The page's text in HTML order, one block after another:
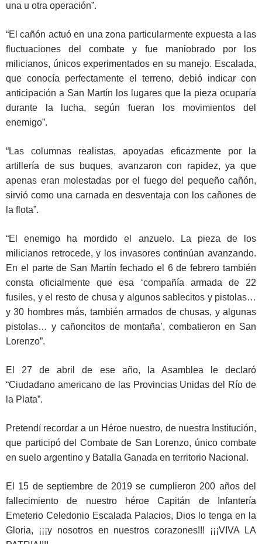
una u otra operación”.
“El cañón actuó en una zona particularmente expuesta a las
fluctuaciones del combate y fue maniobrado por los
milicianos, únicos experimentados en su manejo. Escalada,
que conocía perfectamente el terreno, debió indicar con
anticipación a San Martín los lugares que la pieza ocuparía
durante la lucha, según fueran los movimientos del
enemigo”.
“Las columnas realistas, apoyadas eficazmente por la
artillería de sus buques, avanzaron con rapidez, ya que
apenas eran molestadas por el fuego del pequeño cañón,
sirvió como una carnada en desventaja con los cañones de
la flota”.
“El enemigo ha mordido el anzuelo. La pieza de los
milicianos retrocede, y los invasores continúan avanzando.
En el parte de San Martín fechado el 6 de febrero también
consta oficialmente que esa ‘compañía armada de 22
fusiles, y el resto de chusa y algunos sablecitos y pistolas…
y 30 hombres más, también armados de chusas, y algunas
pistolas… y cañoncitos de montaña’, combatieron en San
Lorenzo”.
El 27 de abril de ese año, la Asamblea le declaró
“Ciudadano americano de las Provincias Unidas del Río de
la Plata”.
Pretendí recordar a un Héroe nuestro, de nuestra Institución,
que participó del Combate de San Lorenzo, único combate
en suelo argentino y Batalla Ganada en territorio Nacional.
El 15 de septiembre de 2019 se cumplieron 200 años del
fallecimiento de nuestro héroe Capitán de Infantería
Emeterio Celedonio Escalada Palacios, Dios lo tenga en la
Gloria, ¡¡¡y nosotros en nuestros corazones!!! ¡¡¡VIVA LA